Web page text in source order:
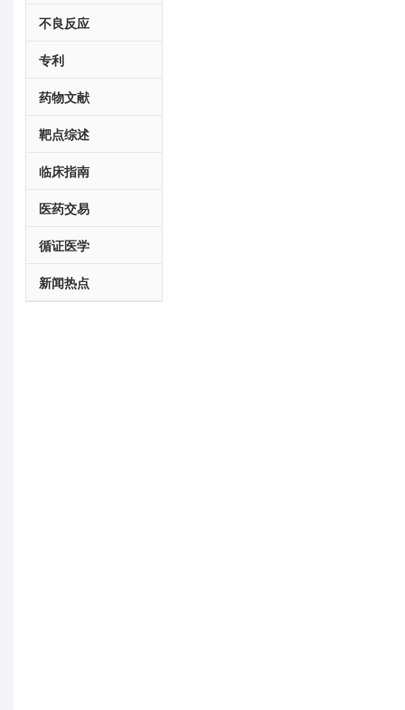
不良反应
专利
药物文献
靶点综述
临床指南
医药交易
循证医学
新闻热点